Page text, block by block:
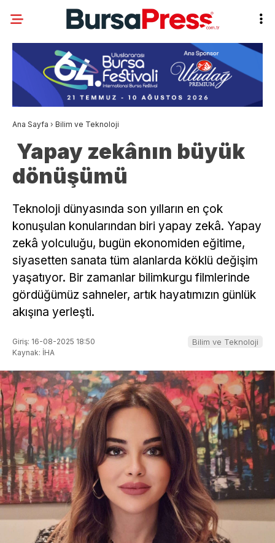
Ana Sayfa › Bilim ve Teknoloji
Yapay zekânın büyük
dönüşümü
Teknoloji dünyasında son yılların en çok
konuşulan konularından biri yapay zekâ. Yapay
zekâ yolculuğu, bugün ekonomiden eğitime,
siyasetten sanata tüm alanlarda köklü değişim
yaşatıyor. Bir zamanlar bilimkurgu filmlerinde
gördüğümüz sahneler, artık hayatımızın günlük
akışına yerleşti.
Giriş: 16-08-2025 18:50
Kaynak: İHA
Bilim ve Teknoloji